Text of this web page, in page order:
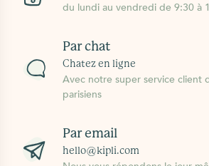
du lundi au vendredi de 9:30 à
Par chat
Chatez en ligne
Avec notre super service client
parisiens
Par email
hello@kipli.com